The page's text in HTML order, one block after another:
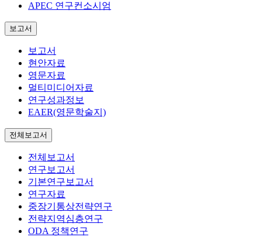
APEC 연구컨소시엄
보고서
보고서
현안자료
영문자료
멀티미디어자료
연구성과정보
EAER(영문학술지)
전체보고서
전체보고서
연구보고서
기본연구보고서
연구자료
중장기통상전략연구
전략지역심층연구
ODA 정책연구